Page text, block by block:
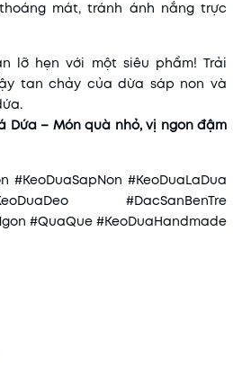
mát, tránh ánh nắng trực
lỡ hẹn với một siêu phẩm! Trải
tan chảy của dừa sáp non và
Dứa – Món quà nhỏ, vị ngon đậm
#KeoDuaSapNon #KeoDuaLaDua
#DacSanBenTre
#QuaQue #KeoDuaHandmade